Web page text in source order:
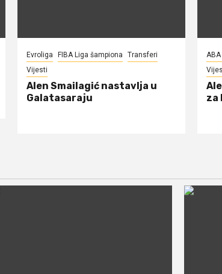
Evroliga FIBA Liga šampiona
Transferi
Vijesti
Alen Smailagić nastavlja u
Galatasaraju
za